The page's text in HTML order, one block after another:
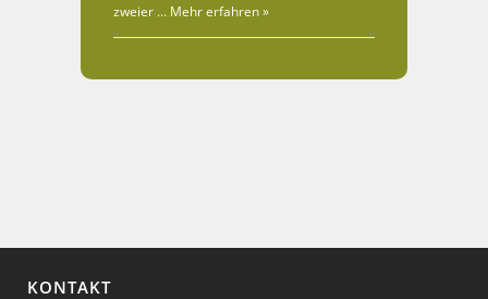
zweier … Mehr erfahren »
KONTAKT